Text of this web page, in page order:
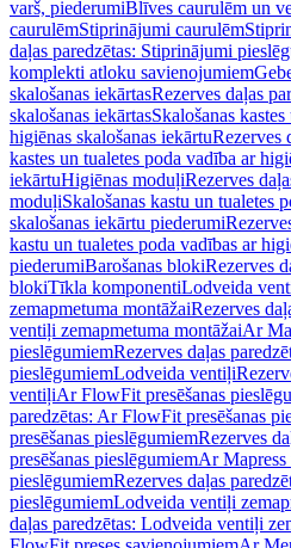
varš, piederumiBlīves caurulēm un
caurulēmStiprinājumi caurulēm
daļas paredzētas: Stiprinājumi
komplekti atloku savienojumiem
skalošanas iekārtasRezerves daļas
skalošanas iekārtasSkalošanas
higiēnas skalošanas iekārtuRezerves
kastes un tualetes poda vadība ar
iekārtuHigiēnas moduļiRezerves
moduļiSkalošanas kastu un tualetes
skalošanas iekārtu piederumi
kastu un tualetes poda vadības ar
piederumiBarošanas blokiRezerves
blokiTīkla komponentiLodveida
zemapmetuma montāžaiRezerves
ventiļi zemapmetuma montāžaiAr
pieslēgumiemRezerves daļas
pieslēgumiemLodveida ventiļi
ventiļiAr FlowFit presēšanas
paredzētas: Ar FlowFit presēšanas
presēšanas pieslēgumiemRezerves
presēšanas pieslēgumiemAr Mapress
pieslēgumiemRezerves daļas
pieslēgumiemLodveida ventiļi
daļas paredzētas: Lodveida ventiļi